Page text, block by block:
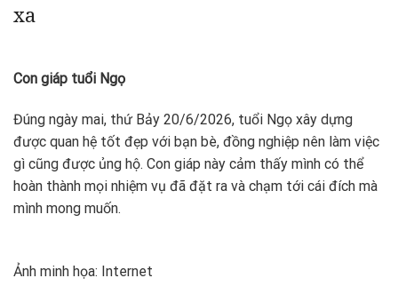
xa
Con giáp tuổi Ngọ
Đúng ngày mai, thứ Bảy 20/6/2026, tuổi Ngọ xây dựng
được quan hệ tốt đẹp với bạn bè, đồng nghiệp nên làm việc
gì cũng được ủng hộ. Con giáp này cảm thấy mình có thể
hoàn thành mọi nhiệm vụ đã đặt ra và chạm tới cái đích mà
mình mong muốn.
Ảnh minh họa: Internet